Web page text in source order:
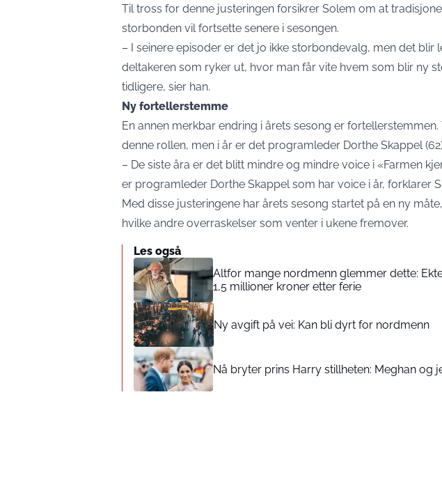
Til tross for denne justeringen forsikrer Solem om at
storbonden vil fortsette senere i sesongen.
– I seinere episoder er det jo ikke storbondevalg, men det blir
deltakeren som ryker ut, hvor man får vite hvem som blir ny
tidligere, sier han.
Ny fortellerstemme
En annen merkbar endring i årets sesong er
denne rollen, men i år er det programleder Dorthe Skappel
– De siste åra er det blitt mindre og mindre voice i «Farmen
er programleder Dorthe Skappel som har voice i år, forklarer
Med disse justeringene har årets sesong startet på en ny
hvilke andre overraskelser som venter i ukene fremover.
Les også
Altfor mange nordmenn glemmer dette:
1,5 millioner kroner etter ferie
Ny avgift på vei: Kan bli dyrt for nordmenn
Nå bryter prins Harry stillheten: Meghan og